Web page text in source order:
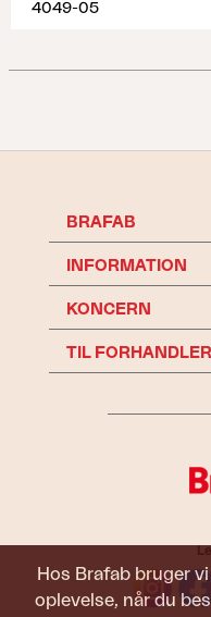
Hos Brafab bruger
oplevelse, når du
4049-05
BRAFAB
INFORMATION
KONCERN
TIL